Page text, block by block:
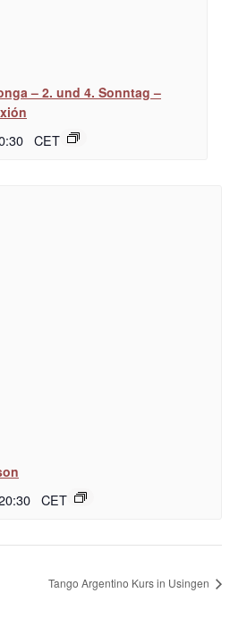
– 2. und 4. Sonntag –
CET
CET
Tango Argentino Kurs in Usingen